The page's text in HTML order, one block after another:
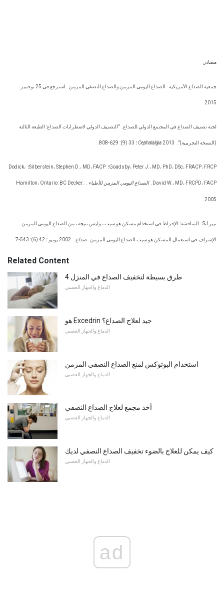
مصادر:
جمعية الصداع الأمريكية. الصداع اليومي المزمن والصداع النصفي المزمن. استرجع في 25 نوفمبر
2015.
لجنة تصنيف الصداع في المجتمع الدولي للصداع. "التصنيف الدولي لاضطرابات الصداع: الطبعة الثالثة
(النسخة التجريبية)". Cephalalgia2013 ؛ 33 (9): 629-808.
Goadsby، Peter J.، MD، PhD، DSc، FRACP، FRCP؛ Silberstein، Stephen D.، MD، FACP؛ Dodick،
David W.، MD، FRCPD، FACP. الصداع اليومي المزمن للأطباء . Hamilton، Ontario: BC Decker.
2005.
تيبر SJ. المناقشة: الإفراط في استخدام مسكن هو سبب ، وليس نتيجة ، من الصداع اليومي المزمن.
الإسراف في استعمال المسكن هو سبب الصداع اليومي المزمن. صداع 2002 يونيو ؛ 42 (6): 543-7.
Related Content
4 طرق بسيطة لتخفيف الصداع في المنزل
الدماغ والجهاز العصبي
هو Excedrin جيد لعلاج الصداع؟
الدماغ والجهاز العصبي
استخدام البوتوكس لمنع الصداع النصفي المزمن
الدماغ والجهاز العصبي
أخذ مجمع لعلاج الصداع النصفي
الدماغ والجهاز العصبي
كيف يمكن للعلاج بالضوء تخفيف الصداع النصفي لديك
الدماغ والجهاز العصبي
ad